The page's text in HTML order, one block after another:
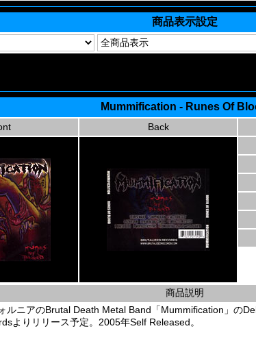
商品表示設定
Mummification - Runes Of
Back
商品説明
ルニアのBrutal Death Metal Band「Mummification」の
よりリリース予定。2005年Self Released。